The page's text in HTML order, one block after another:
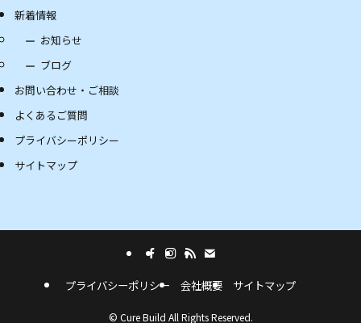
新着情報
お知らせ
ブログ
お問い合わせ・ご相談
よくあるご質問
プライバシーポリシー
サイトマップ
プライバシーポリシー 会社概要 サイトマップ
© Cure Build All Rights Reserved.